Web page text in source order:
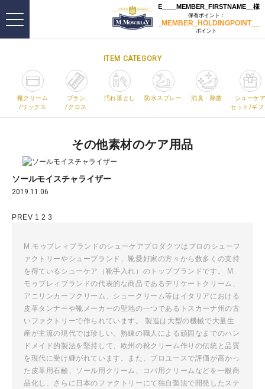
ITEM CATEGORY
靴クリーム
/ワックス
ブラシ
/クロス
汚れ落とし 防水スプレー 消臭・除菌
シューケ
セット/ギフ
その他素材のケア用品
ソールモイスチャライザー
2019.11.06
投
PREV 1 2 3
M.モゥブレィブランドのシューケアプロダクツはプロのシューフ
ァクトリーやシューブランド、靴愛好家の方々から数多くの支持
を得ているシューケア（靴手入れ）のトップブランドです。 M.
モゥブレィブランドの代表的な商品であるデリケートクリーム、
アニリンカーフクリーム、シュークリーム等はイタリアにおける
皮革タンナーや靴メーカーの聖地の一つであるトスカーナ州の古
いファクトリーで作られています。 製造は大型の機械で大量生
産が主流の現代では珍しい、熟練の職人による頑固なまでのハン
ドメイド的製法を堅持して、欧州の靴クリーム作りの伝統と品質
を現代に受け継がれています。また、プロユースで評価が高かっ
た皮革用石鹸、ソール用クリーム、コバ用クリームなどを一般商
品化し、さらに日本のファクトリーにて独自製法で開発したステ